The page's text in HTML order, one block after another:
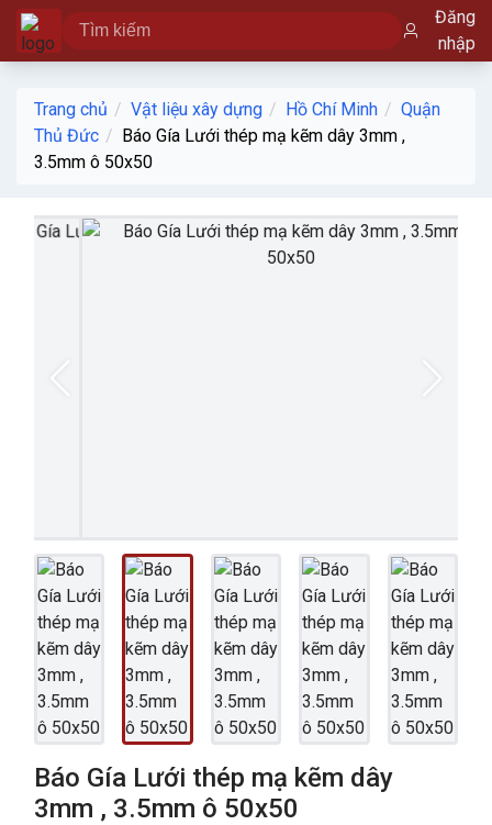
Đăng
nhập
Trang chủ Vật liệu xây dựng Hồ Chí Minh
Quận
Thủ Đức
Báo Gía Lưới thép mạ kẽm dây 3mm ,
3.5mm ô 50x50
Báo Gía Lưới thép mạ kẽm dây
3mm , 3.5mm ô 50x50